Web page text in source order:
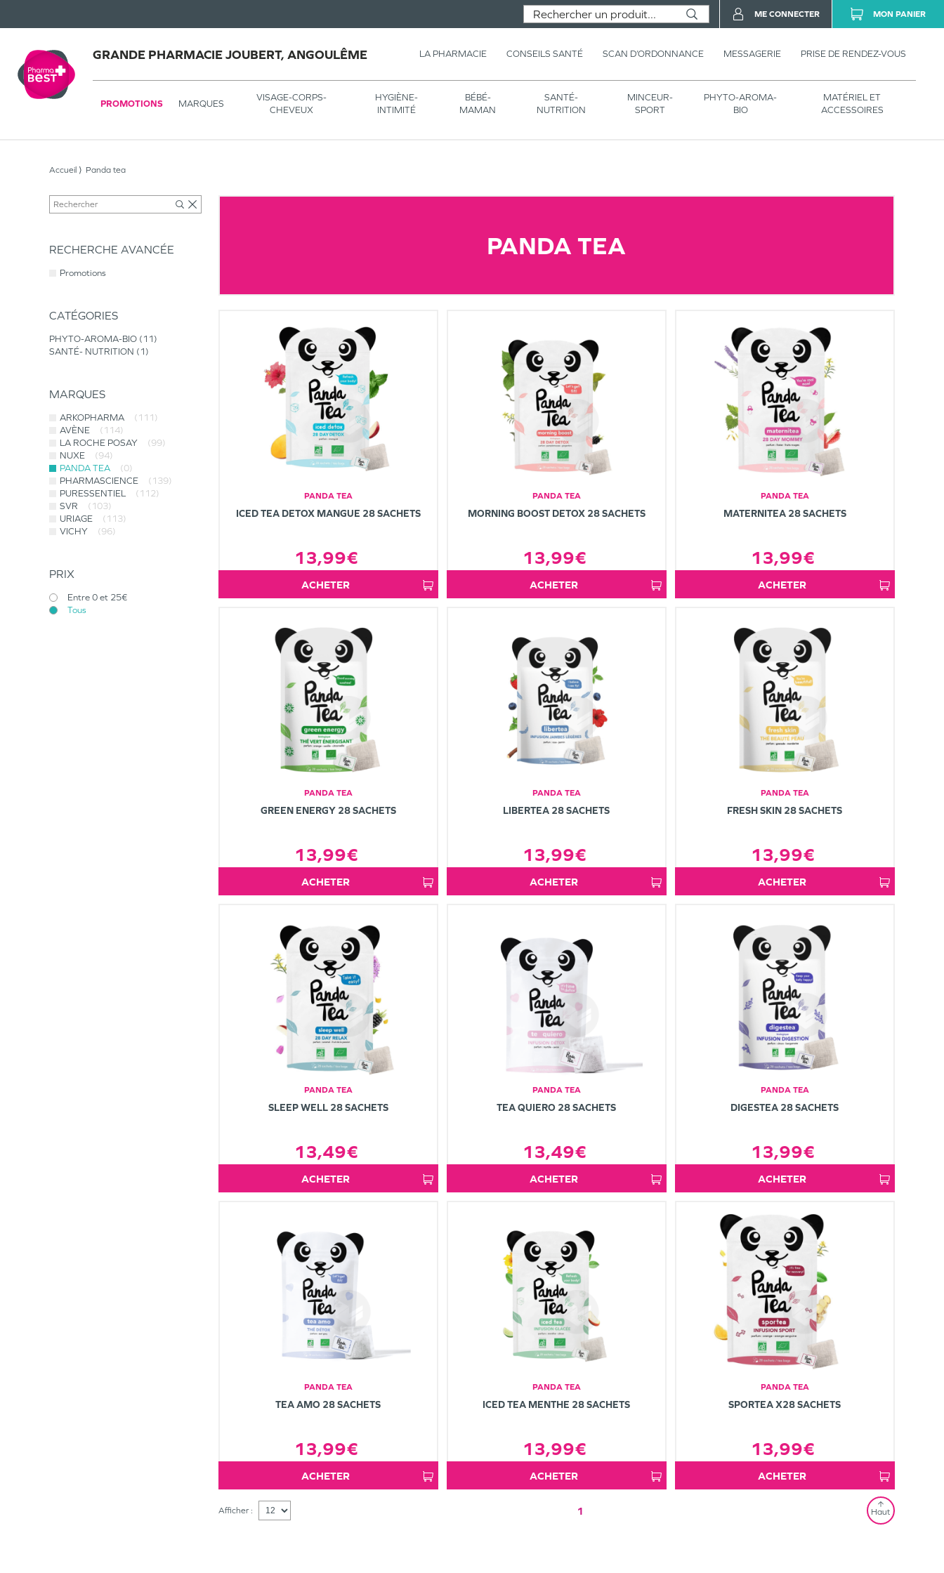
GRANDE PHARMACIE JOUBERT, ANGOULÊME LA PHARMACIE CONSEILS SANTÉ SCAN D’ORDONNANCE MESSAGERIE PRISE DE RENDEZ-VOUS
PROMOTIONS MARQUES
VISAGE-CORPS-
CHEVEUX
HYGIÈNE-
INTIMITÉ
BÉBÉ-
MAMAN
SANTÉ-
NUTRITION
MINCEUR-
SPORT
PHYTO-AROMA-
BIO
MATÉRIEL ET
ACCESSOIRES
ME CONNECTER MON PANIER
Accueil Panda tea
RECHERCHE AVANCÉE
Promotions
CATÉGORIES
PHYTO-AROMA-BIO
11
SANTÉ- NUTRITION
1
MARQUES
ARKOPHARMA
(111)
AVÈNE
(114)
LA ROCHE POSAY
(99)
NUXE
(94)
PANDA TEA
(0)
PHARMASCIENCE
(139)
PURESSENTIEL
(112)
SVR
(103)
URIAGE
(113)
VICHY
(96)
PRIX
Entre 0 et 25€
Tous
PANDA TEA
PANDA TEA
ICED TEA DETOX MANGUE 28 SACHETS
13,99€
ACHETER
PANDA TEA
MORNING BOOST DETOX 28 SACHETS
13,99€
ACHETER
PANDA TEA
MATERNITEA 28 SACHETS
13,99€
ACHETER
PANDA TEA
GREEN ENERGY 28 SACHETS
13,99€
ACHETER
PANDA TEA
LIBERTEA 28 SACHETS
13,99€
ACHETER
PANDA TEA
FRESH SKIN 28 SACHETS
13,99€
ACHETER
PANDA TEA
SLEEP WELL 28 SACHETS
13,49€
ACHETER
PANDA TEA
TEA QUIERO 28 SACHETS
13,49€
ACHETER
PANDA TEA
DIGESTEA 28 SACHETS
13,99€
ACHETER
PANDA TEA
TEA AMO 28 SACHETS
13,99€
ACHETER
PANDA TEA
ICED TEA MENTHE 28 SACHETS
13,99€
ACHETER
PANDA TEA
SPORTEA X28 SACHETS
13,99€
ACHETER
Afficher : 1 Haut